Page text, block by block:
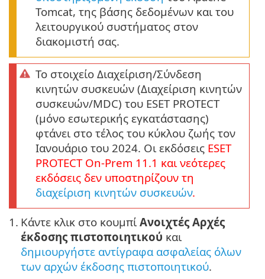
Tomcat, της βάσης δεδομένων και του
λειτουργικού συστήματος στον
διακομιστή σας.
Το στοιχείο Διαχείριση/Σύνδεση
κινητών συσκευών (Διαχείριση κινητών
συσκευών/MDC) του ESET PROTECT
(μόνο εσωτερικής εγκατάστασης)
φτάνει στο τέλος του κύκλου ζωής τον
Ιανουάριο του 2024. Οι εκδόσεις ESET
PROTECT On-Prem 11.1 και νεότερες
εκδόσεις δεν υποστηρίζουν τη
διαχείριση κινητών συσκευών.
1. Κάντε κλικ στο κουμπί Ανοιχτές Αρχές
έκδοσης πιστοποιητικού και
δημιουργήστε αντίγραφα ασφαλείας όλων
των αρχών έκδοσης πιστοποιητικού.